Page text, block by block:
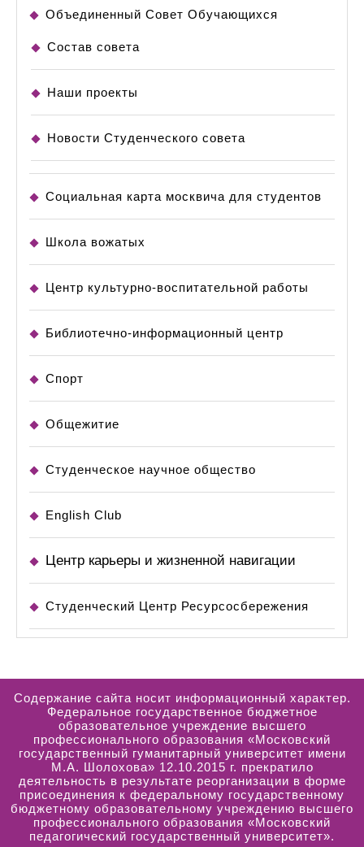
Объединенный Совет Обучающихся
Состав совета
Наши проекты
Новости Студенческого совета
Социальная карта москвича для студентов
Школа вожатых
Центр культурно-воспитательной работы
Библиотечно-информационный центр
Спорт
Общежитие
Студенческое научное общество
English Club
Центр карьеры и жизненной навигации
Студенческий Центр Ресурсосбережения
Содержание сайта носит информационный характер.
Федеральное государственное бюджетное
образовательное учреждение высшего
профессионального образования «Московский
государственный гуманитарный университет имени
М.А. Шолохова» 12.10.2015 г. прекратило
деятельность в результате реорганизации в форме
присоединения к федеральному государственному
бюджетному образовательному учреждению высшего
профессионального образования «Московский
педагогический государственный университет».